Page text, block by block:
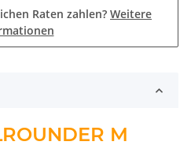
Raten zahlen? Weitere
M